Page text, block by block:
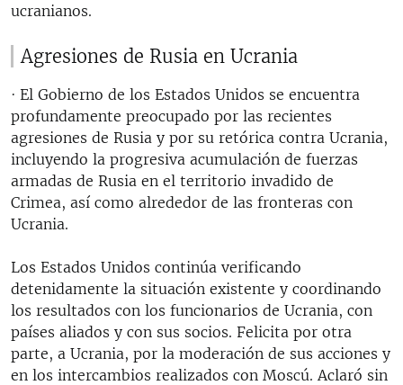
ucranianos.
Agresiones de Rusia en Ucrania
· El Gobierno de los Estados Unidos se encuentra
profundamente preocupado por las recientes
agresiones de Rusia y por su retórica contra Ucrania,
incluyendo la progresiva acumulación de fuerzas
armadas de Rusia en el territorio invadido de
Crimea, así como alrededor de las fronteras con
Ucrania.
Los Estados Unidos continúa verificando
detenidamente la situación existente y coordinando
los resultados con los funcionarios de Ucrania, con
países aliados y con sus socios. Felicita por otra
parte, a Ucrania, por la moderación de sus acciones y
en los intercambios realizados con Moscú. Aclaró sin